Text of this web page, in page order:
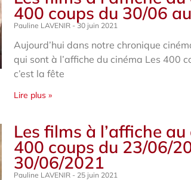
400 coups du 30/06
Pauline LAVENIR 30 juin 2021
Aujourd’hui dans notre chronique
qui sont à l’affiche du cinéma Les 400
c’est la fête
Lire plus »
Les films à l’affiche
400 coups du 23/06/
30/06/2021
Pauline LAVENIR 25 juin 2021